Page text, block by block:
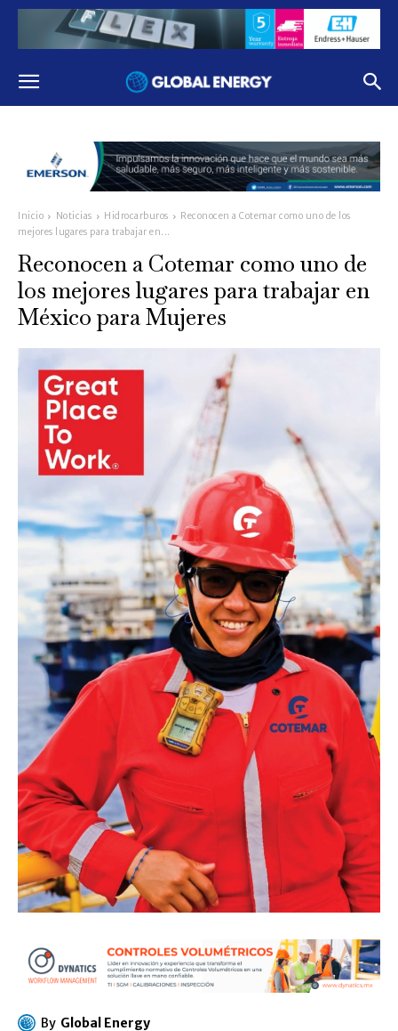
Inicio Noticias Hidrocarburos
Reconocen a Cotemar como uno de los
mejores lugares para trabajar en...
Reconocen a Cotemar como uno de
los mejores lugares para trabajar en
México para Mujeres
By Global Energy